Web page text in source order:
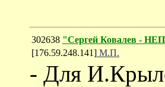
302638 "Сергей Ковалев -
[176.59.248.141] М.П.
- Для